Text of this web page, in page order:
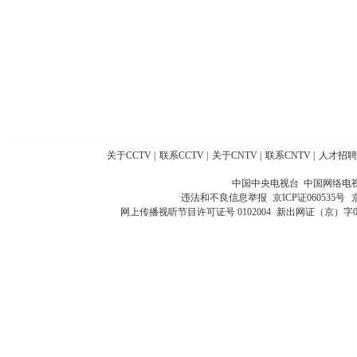
关于CCTV 联系CCTV 关于CNTV 联系CNTV 人才招聘
中国中央电视台 中国网络电
违法和不良信息举报 京ICP证060535号
网上传播视听节目许可证号 0102004 新出网证（京）